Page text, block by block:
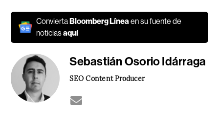
ConviertaBloomberg Línea en su fuente de
noticiasaquí
Sebastián Osorio Idárraga
SEO Content Producer